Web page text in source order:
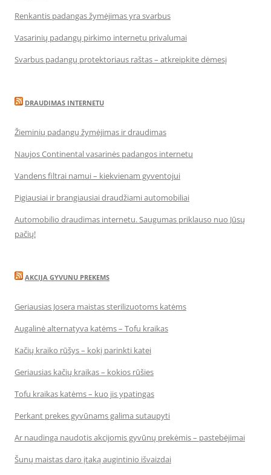
Renkantis padangas žymėjimas yra svarbus
Vasarinių padangų pirkimo internetu privalumai
Svarbus padangų protektoriaus raštas – atkreipkite dėmesį
DRAUDIMAS INTERNETU
Žieminių padangų žymėjimas ir draudimas
Naujos Continental vasarinės padangos internetu
Vandens filtrai namui – kiekvienam gyventojui
Pigiausiai ir brangiausiai draudžiami automobiliai
Automobilio draudimas internetu. Saugumas priklauso nuo Jūsų
pačių!
AKCIJA GYVUNU PREKEMS
Geriausias Josera maistas sterilizuotoms katėms
Augalinė alternatyva katėms – Tofu kraikas
Kačių kraiko rūšys – kokį parinkti katei
Geriausias kačių kraikas – kokios rūšies
Tofu kraikas katėms – kuo jis ypatingas
Perkant prekes gyvūnams galima sutaupyti
Ar naudinga naudotis akcijomis gyvūnų prekėmis – pastebėjimai
Šunų maistas daro įtaką augintinio išvaizdai